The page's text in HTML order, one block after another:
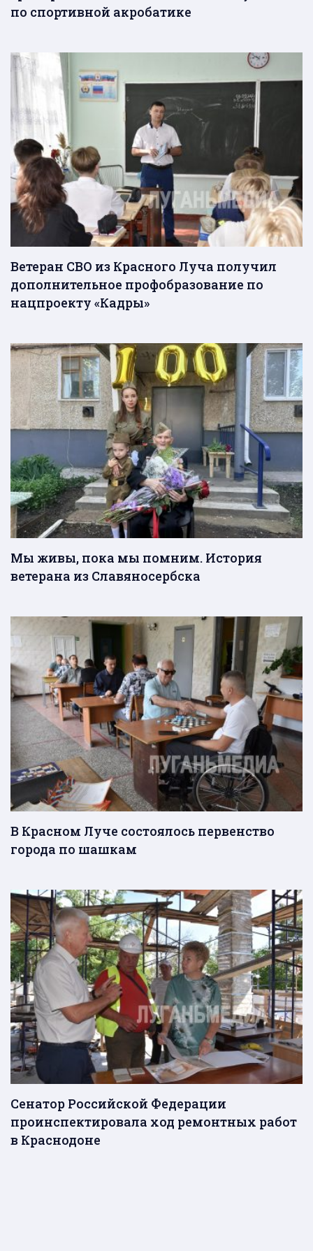
по спортивной акробатике
Ветеран СВО из Красного Луча получил
дополнительное профобразование по
нацпроекту «Кадры»
Мы живы, пока мы помним. История
ветерана из Славяносербска
В Красном Луче состоялось первенство
города по шашкам
Сенатор Российской Федерации
проинспектировала ход ремонтных работ
в Краснодоне